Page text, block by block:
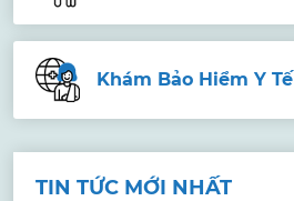
Khám Bảo Hiểm Y Tế
TIN TỨC MỚI NHẤT